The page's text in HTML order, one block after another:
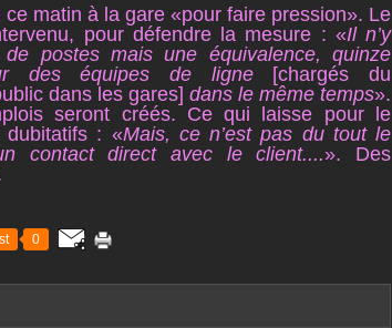
matin à la gare «pour faire pression». Le
pour défendre la mesure : «Il n’y
postes mais une équivalence, quinze
des équipes de ligne[chargés du
dans les gares] dans le même temps».
seront créés. Ce qui laisse pour le
dubitatifs : «Mais, ce n’est pas du tout le
contact direct avec le client....». Des
0